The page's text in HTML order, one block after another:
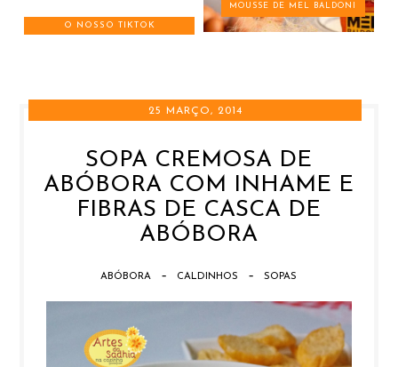
O NOSSO TIKTOK
MOUSSE DE MEL BALDONI
25 MARÇO, 2014
SOPA CREMOSA DE
ABÓBORA COM INHAME E
FIBRAS DE CASCA DE
ABÓBORA
ABÓBORA - CALDINHOS - SOPAS